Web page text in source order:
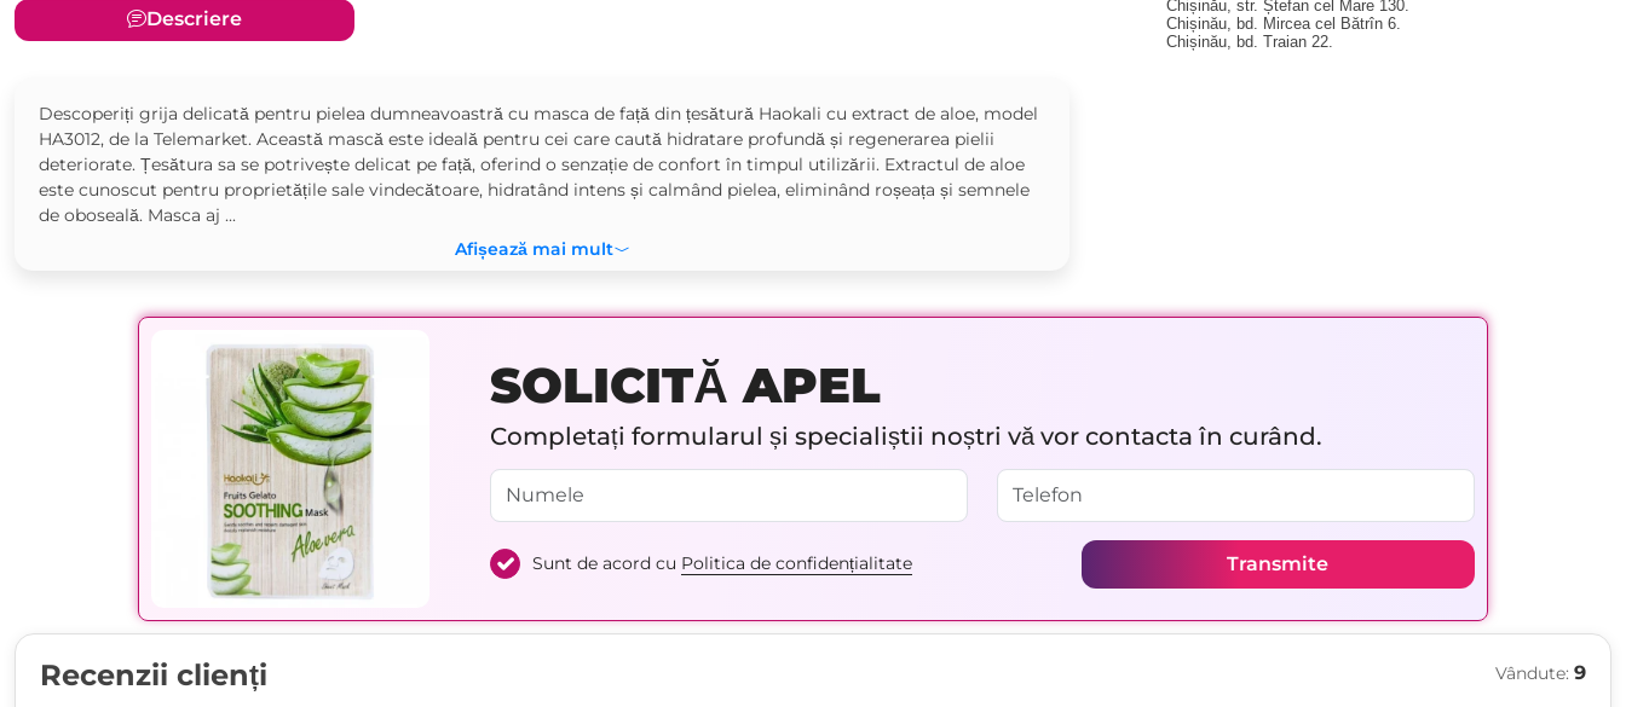
Descriere
Descoperiți grija delicată pentru pielea dumneavoastră cu masca de față din țesătură Haokali cu extract de aloe, model
HA3012, de la Telemarket. Această mască este ideală pentru cei care caută hidratare profundă și regenerarea pielii
deteriorate. Țesătura sa se potrivește delicat pe față, oferind o senzație de confort în timpul utilizării. Extractul de aloe
este cunoscut pentru proprietățile sale vindecătoare, hidratând intens și calmând pielea, eliminând roșeața și semnele
de oboseală. Masca aj ...
Afișează mai mult
Chișinău, str. Ștefan cel Mare 130.
Chișinău, bd. Mircea cel Bătrîn 6.
Chișinău, bd. Traian 22.
SOLICITĂ APEL
Completați formularul și specialiștii noștri vă vor contacta în curând.
Sunt de acord cu Politica de confidențialitate Transmite
Recenzii clienți Vândute: 9